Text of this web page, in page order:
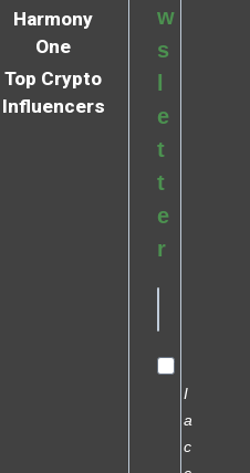
Harmony
One
Top Crypto
Influencers
w
s
e
t
t
e
r
I
a
c